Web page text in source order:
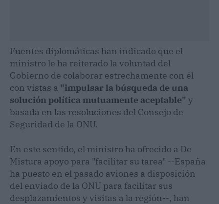
Fuentes diplomáticas han indicado que el
ministro le ha reiterado la voluntad del
Gobierno de colaborar estrechamente con él
con vistas a "impulsar la búsqueda de una
solución política mutuamente aceptable" y
basada en las resoluciones del Consejo de
Seguridad de la ONU.
En este sentido, el ministro ha ofrecido a De
Mistura apoyo para "facilitar su tarea" --España
ha puesto en el pasado aviones a disposición
del enviado de la ONU para facilitar sus
desplazamientos y visitas a la región--, han